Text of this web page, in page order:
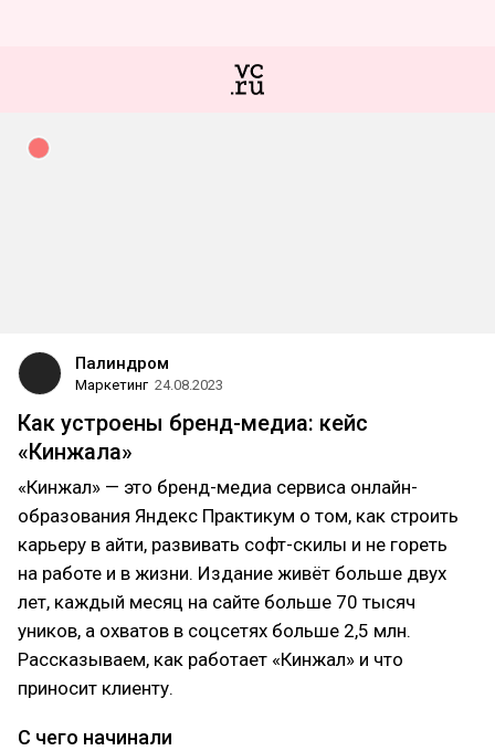
Палиндром
Маркетинг 24.08.2023
Как устроены бренд-медиа: кейс
«Кинжала»
«Кинжал» — это бренд-медиа сервиса онлайн-
образования Яндекс Практикум о том, как строить
карьеру в айти, развивать софт-скилы и не гореть
на работе и в жизни. Издание живёт больше двух
лет, каждый месяц на сайте больше 70 тысяч
уников, а охватов в соцсетях больше 2,5 млн.
Рассказываем, как работает «Кинжал» и что
приносит клиенту.
С чего начинали